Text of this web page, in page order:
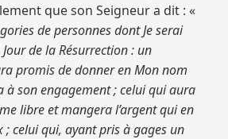
que son Seigneur a dit : «
de personnes dont Je serai
Jour de la Résurrection : un
promis de donner en Mon nom
à son engagement ; celui qui aura
libre et mangera l’argent qui en
; celui qui, ayant pris à gages un